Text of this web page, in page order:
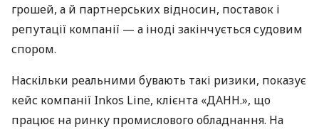
грошей, а й партнерських відносин, поставок і
репутації компанії — а іноді закінчується судовим
спором.
Наскільки реальними бувають такі ризики, показує
кейс компанії Inkos Line, клієнта «ДАНН.», що
працює на ринку промислового обладнання. На